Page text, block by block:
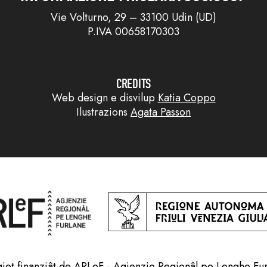
Vie Volturno, 29 – 33100 Udin (UD)
P.IVA 00658170303
CREDITS
Web design e disvilup Katia Coppo
Ilustrazions Agata Passon